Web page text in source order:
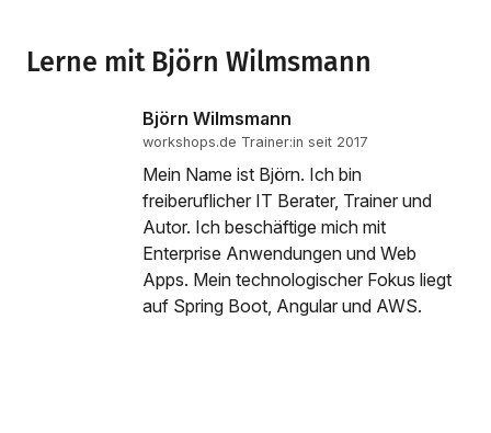
Lerne mit Björn Wilmsmann
Björn Wilmsmann
workshops.de Trainer:in seit 2017
Mein Name ist Björn. Ich bin
freiberuflicher IT Berater, Trainer und
Autor. Ich beschäftige mich mit
Enterprise Anwendungen und Web
Apps. Mein technologischer Fokus liegt
auf Spring Boot, Angular und AWS.